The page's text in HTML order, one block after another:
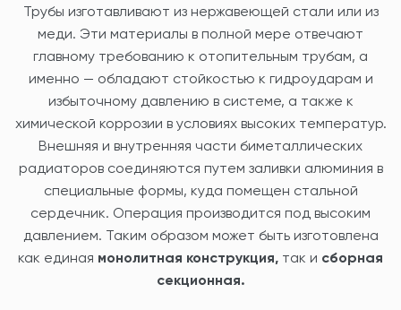
Трубы изготавливают из нержавеющей стали или из
меди. Эти материалы в полной мере отвечают
главному требованию к отопительным трубам, а
именно — обладают стойкостью к гидроударам и
избыточному давлению в системе, а также к
химической коррозии в условиях высоких температур.
Внешняя и внутренняя части биметаллических
радиаторов соединяются путем заливки алюминия в
специальные формы, куда помещен стальной
сердечник. Операция производится под высоким
давлением. Таким образом может быть изготовлена
как единая монолитная конструкция, так и сборная
секционная.